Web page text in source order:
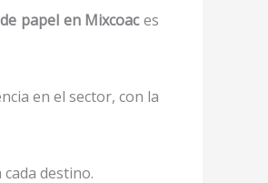
papel en Mixcoaces
en el sector, con la
destino.